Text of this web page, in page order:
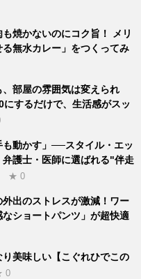
焼かないのにコク旨！ メリ
無水カレー」をつくってみ
部屋の雰囲気は変えられ
にするだけで、生活感がスッ
も動かす」──スタイル・エッ
弁護士・医師に選ばれる"伴走
★ 0
出のストレスが激減！ワー
ショートパンツ」が超快適
美味しい【こぐれひでこの
0